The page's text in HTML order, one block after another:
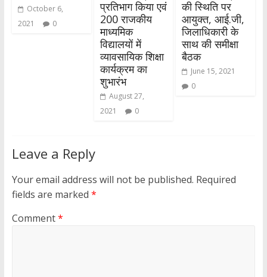
October 6,
2021
0
प्रतिभाग किया एवं
200 राजकीय
माध्यमिक
विद्यालयों में
व्यावसायिक शिक्षा
कार्यक्रम का
शुभारंभ
August 27,
2021
0
की स्थिति पर
आयुक्त, आई.जी,
जिलाधिकारी के
साथ की समीक्षा
बैठक
June 15, 2021
0
Leave a Reply
Your email address will not be published. Required
fields are marked *
Comment*